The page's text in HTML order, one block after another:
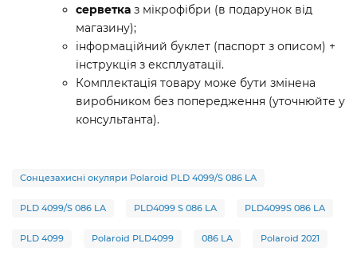
серветка з мікрофібри (в подарунок від
магазину);
інформаційний буклет (паспорт з описом) +
iнструкція з експлуатації.
Комплектація товару може бути змінена
виробником без попередження (уточнюйте у
консультанта).
Сонцезахисні окуляри Polaroid PLD 4099/S 086 LA
PLD 4099/S 086 LA PLD4099 S 086 LA PLD4099S 086 LA
PLD 4099 Polaroid PLD4099 086 LA Polaroid 2021